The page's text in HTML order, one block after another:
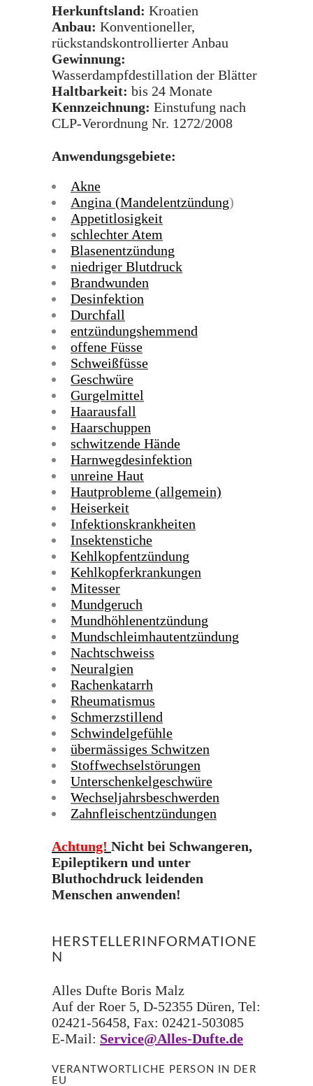
Herkunftsland: Kroatien
Anbau: Konventioneller,
rückstandskontrollierter Anbau
Gewinnung:
Wasserdampfdestillation der Blätter
Haltbarkeit: bis 24 Monate
Kennzeichnung: Einstufung nach
CLP-Verordnung Nr. 1272/2008
Anwendungsgebiete:
Akne
Angina (Mandelentzündung)
Appetitlosigkeit
schlechter Atem
Blasenentzündung
niedriger Blutdruck
Brandwunden
Desinfektion
Durchfall
entzündungshemmend
offene Füsse
Schweißfüsse
Geschwüre
Gurgelmittel
Haarausfall
Haarschuppen
schwitzende Hände
Harnwegdesinfektion
unreine Haut
Hautprobleme (allgemein)
Heiserkeit
Infektionskrankheiten
Insektenstiche
Kehlkopfentzündung
Kehlkopferkrankungen
Mitesser
Mundgeruch
Mundhöhlenentzündung
Mundschleimhautentzündung
Nachtschweiss
Neuralgien
Rachenkatarrh
Rheumatismus
Schmerzstillend
Schwindelgefühle
übermässiges Schwitzen
Stoffwechselstörungen
Unterschenkelgeschwüre
Wechseljahrsbeschwerden
Zahnfleischentzündungen
Achtung! Nicht bei Schwangeren,
Epileptikern und unter
Bluthochdruck leidenden
Menschen anwenden!
HERSTELLERINFORMATIONE
N
Alles Dufte Boris Malz
Auf der Roer 5, D-52355 Düren, Tel:
02421-56458, Fax: 02421-503085
E-Mail: Service@Alles-Dufte.de
VERANTWORTLICHE PERSON IN DER
EU